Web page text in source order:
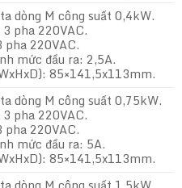
dòng M công suất 0,4kW.
pha 220VAC.
220VAC.
mức đầu ra: 2,5A.
85×141,5x113mm.
dòng M công suất 0,75kW.
pha 220VAC.
220VAC.
mức đầu ra: 5A.
85×141,5x113mm.